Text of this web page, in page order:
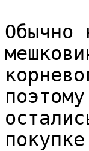
Обычно